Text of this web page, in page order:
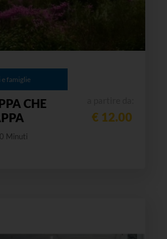
famiglie
CHE
Minuti
€ 12.00